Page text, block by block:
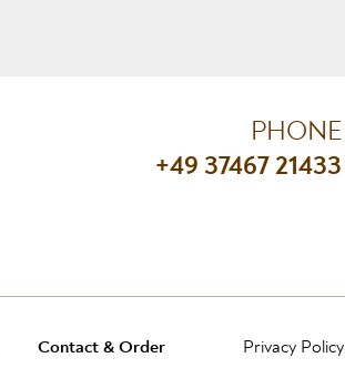
PHONE
+49 37467 21433
Contact & Order Privacy Policy